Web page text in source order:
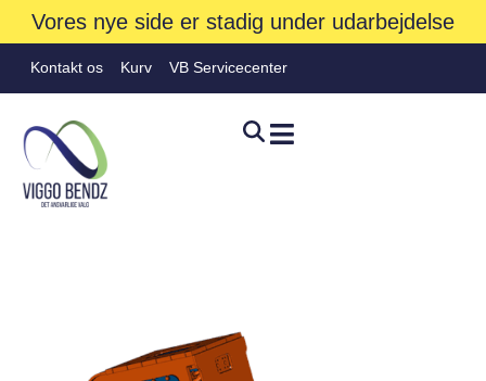
Vores nye side er stadig under udarbejdelse
Kontakt os Kurv VB Servicecenter